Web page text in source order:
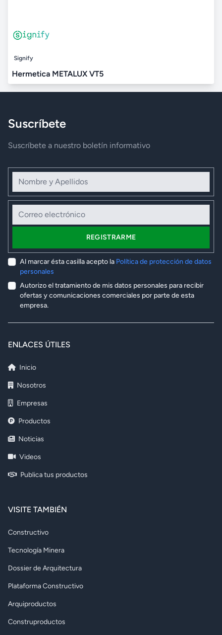
Signify
Hermetica METALUX VT5
Suscríbete
Suscríbete a nuestro boletín informativo
Nombre y Apellidos
Correo electrónico
REGISTRARME
Al marcar ésta casilla acepto la Política de protección de datos
personales
Autorizo el tratamiento de mis datos personales para recibir
ofertas y comunicaciones comerciales por parte de esta
empresa.
ENLACES ÚTILES
Inicio
Nosotros
Empresas
Productos
Noticias
Videos
Publica tus productos
VISITE TAMBIÉN
Constructivo
Tecnología Minera
Dossier de Arquitectura
Plataforma Constructivo
Arquiproductos
Construproductos